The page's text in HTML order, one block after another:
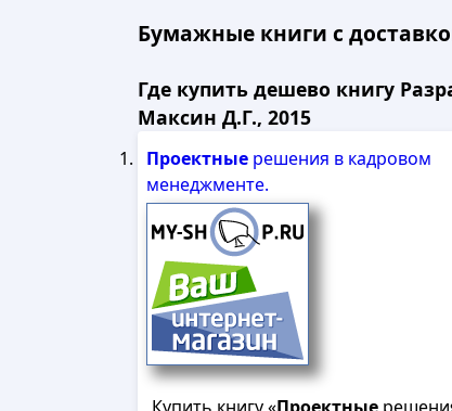
Бумажные книги с
Где купить дешево книгу
Максин Д.Г., 2015
Проектные решения в кадровом
менеджменте.